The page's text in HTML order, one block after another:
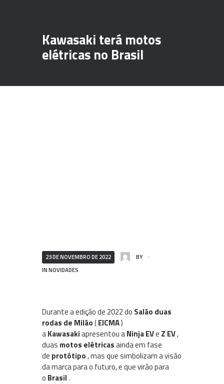
Kawasaki terá motos
elétricas no Brasil
23 DE NOVEMBRO DE 2022
BY
INNOVIDADES
Durante a edição de 2022 do Salão duas
rodas de Milão(EICMA)
aKawasakiapresentou aNinja EVe Z EV,
duas motos elétricasainda em fase
de protótipo, mas que simbolizam a visão
da marca para o futuro, e que virão para
o Brasil.